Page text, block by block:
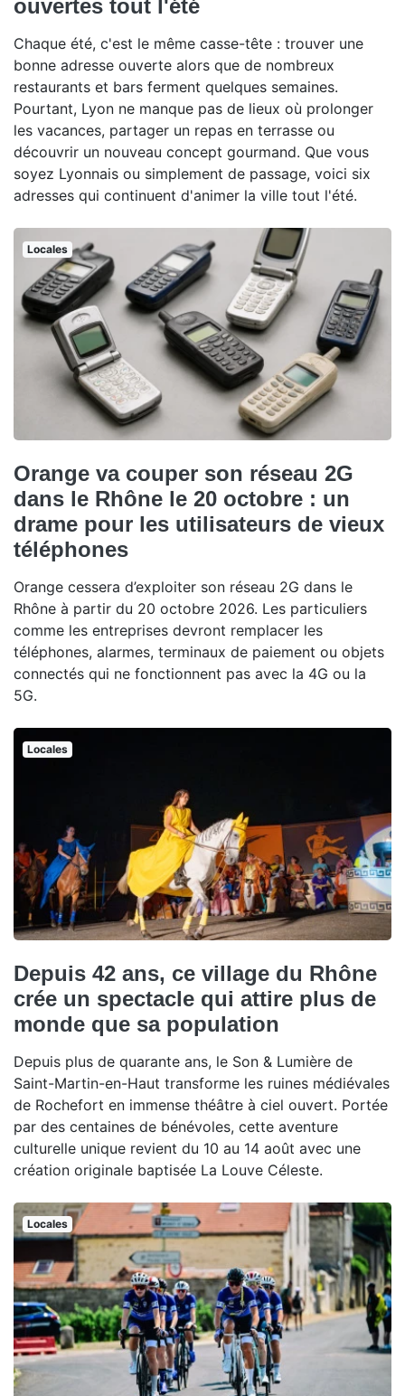
ouvertes tout l'été
Chaque été, c'est le même casse-tête : trouver une
bonne adresse ouverte alors que de nombreux
restaurants et bars ferment quelques semaines.
Pourtant, Lyon ne manque pas de lieux où prolonger
les vacances, partager un repas en terrasse ou
découvrir un nouveau concept gourmand. Que vous
soyez Lyonnais ou simplement de passage, voici six
adresses qui continuent d'animer la ville tout l'été.
Locales
Orange va couper son réseau 2G
dans le Rhône le 20 octobre : un
drame pour les utilisateurs de vieux
téléphones
Orange cessera d’exploiter son réseau 2G dans le
Rhône à partir du 20 octobre 2026. Les particuliers
comme les entreprises devront remplacer les
téléphones, alarmes, terminaux de paiement ou objets
connectés qui ne fonctionnent pas avec la 4G ou la
5G.
Locales
Depuis 42 ans, ce village du Rhône
crée un spectacle qui attire plus de
monde que sa population
Depuis plus de quarante ans, le Son & Lumière de
Saint-Martin-en-Haut transforme les ruines médiévales
de Rochefort en immense théâtre à ciel ouvert. Portée
par des centaines de bénévoles, cette aventure
culturelle unique revient du 10 au 14 août avec une
création originale baptisée La Louve Céleste.
Locales